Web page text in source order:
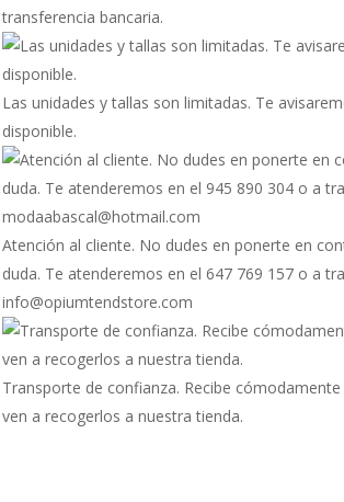
transferencia bancaria.
Las unidades y tallas son limitadas. Te
disponible.
Atención al cliente. No dudes en ponerte en
duda. Te atenderemos en el 647 769 157o a
info@opiumtendstore.com
Transporte de confianza. Recibe
ven a recogerlos a nuestra tienda.